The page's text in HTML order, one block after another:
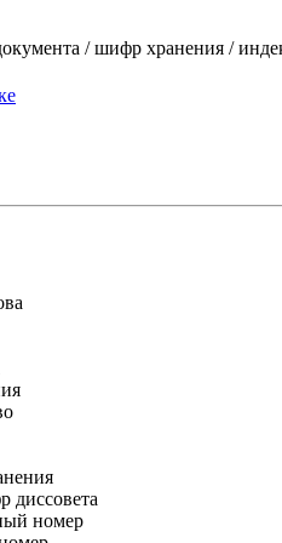
/ шифр хранения /
диссовета
номер